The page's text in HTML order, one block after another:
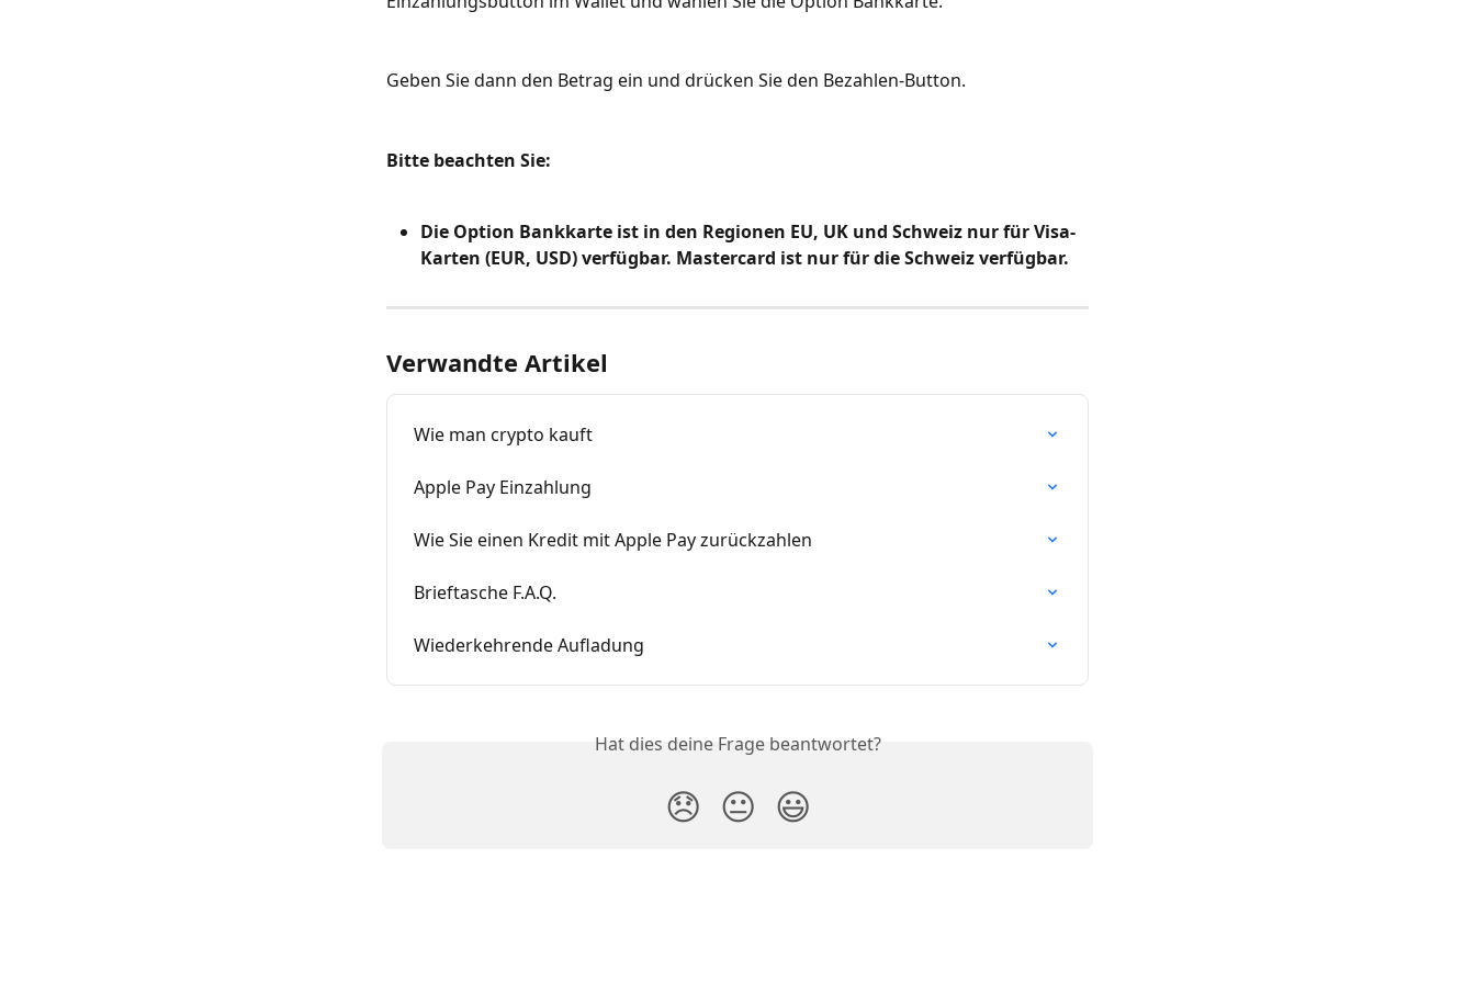
Geben Sie dann den Betrag ein und drücken Sie den Bezahlen-Button.
Bitte beachten Sie:
Die Option Bankkarte ist in den Regionen EU, UK und Schweiz nur für Visa-
Karten (EUR, USD) verfügbar. Mastercard ist nur für die Schweiz verfügbar.
Verwandte Artikel
Wie man crypto kauft
Apple Pay Einzahlung
Wie Sie einen Kredit mit Apple Pay zurückzahlen
Brieftasche F.A.Q.
Wiederkehrende Aufladung
Hat dies deine Frage beantwortet?
😞 😐 😃